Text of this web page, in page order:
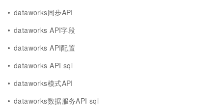
dataworks同步API
dataworks API字段
dataworks API配置
dataworks API sql
dataworks模式API
dataworks数据服务API sql